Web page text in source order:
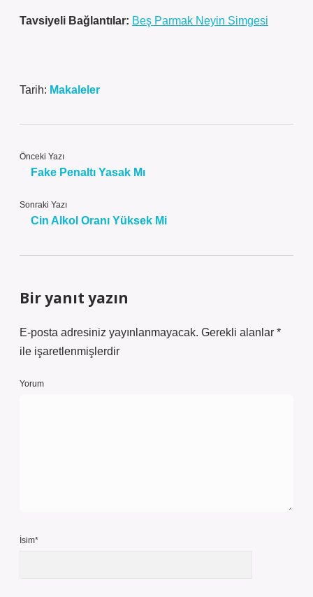
Tavsiyeli Bağlantılar: Beş Parmak Neyin Simgesi
Tarih: Makaleler
Önceki Yazı
Fake Penaltı Yasak Mı
Sonraki Yazı
Cin Alkol Oranı Yüksek Mi
Bir yanıt yazın
E-posta adresiniz yayınlanmayacak. Gerekli alanlar *
ile işaretlenmişlerdir
Yorum
İsim*